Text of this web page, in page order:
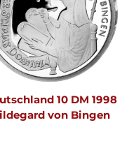
10 DM 1998
von Bingen